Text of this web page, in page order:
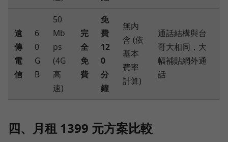
遠
傳
電
信
6
0
G
B
50
Mb
ps
(4G
高
速)
完
全
免
費
免
費
12
0
分
鐘
無內
含 (依
基本
費率
計算)
通話結構與台
哥大相同，大
幅補貼網外通
話
四、月租 1399 元方案比較